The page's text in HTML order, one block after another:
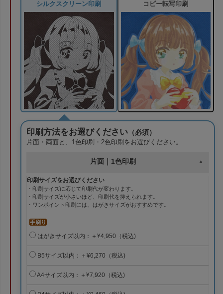
シルクスクリーン印刷 コピー転写印刷
印刷方法をお選びください （必須）
片面・両面と、1色印刷・2色印刷をお選びください。
片面｜1色印刷
印刷サイズをお選びください
・印刷サイズに応じて印刷代が変わります。
・印刷サイズが小さいほど、印刷代を抑えられます。
・ワンポイント印刷には、はがきサイズがおすすめです。
手刷り
はがきサイズ以内：＋¥4,950（税込)
B5サイズ以内：＋¥6,270（税込)
A4サイズ以内：＋¥7,920（税込)